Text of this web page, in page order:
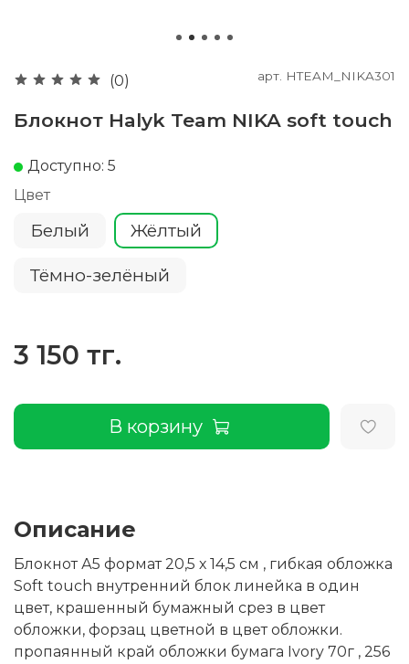
(0) арт. HTEAM_NIKA301
Блокнот Halyk Team NIKA soft touch
Доступно: 5
Цвет
Белый Жёлтый
Тёмно-зелёный
3 150 тг.
В корзину
Описание
Блокнот А5 формат 20,5 х 14,5 см , гибкая обложка
Soft touch внутренний блок линейка в один
цвет, крашенный бумажный срез в цвет
обложки, форзац цветной в цвет обложки.
пропаянный край обложки бумага Ivory 70г , 256